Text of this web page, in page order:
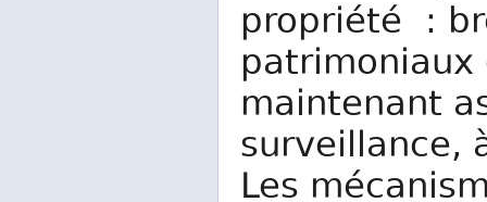
propriété :
maintenant
surveillance,
Les